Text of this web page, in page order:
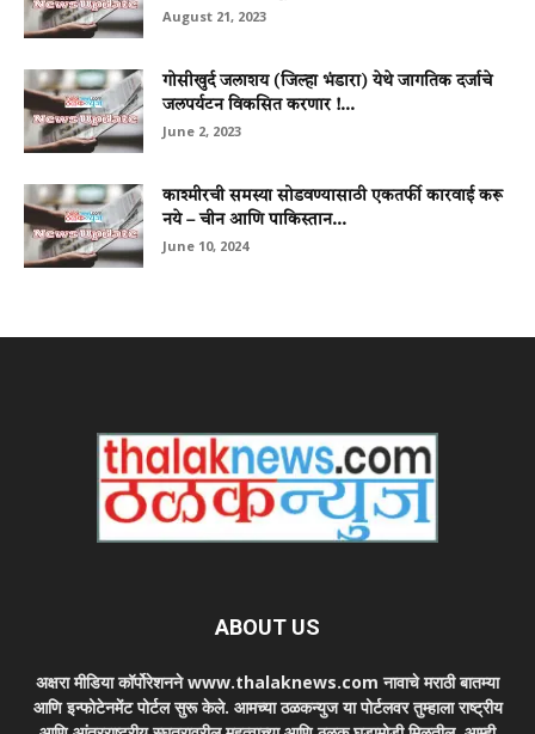
August 21, 2023
गोसीखुर्द जलाशय (जिल्‍हा भंडारा) येथे जागतिक दर्जाचे
जलपर्यटन विकसित करणार !...
June 2, 2023
काश्मीरची समस्या सोडवण्यासाठी एकतर्फी कारवाई करू
नये – चीन आणि पाकिस्तान...
June 10, 2024
ABOUT US
अक्षरा मीडिया कॉर्पोरेशनने www.thalaknews.com नावाचे मराठी बातम्या
आणि इन्फोटेनमेंट पोर्टल सुरू केले. आमच्या ठळकन्युज या पोर्टलवर तुम्हाला राष्ट्रीय